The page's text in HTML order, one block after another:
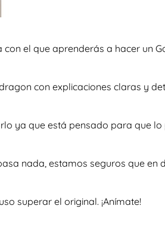
el que aprenderás a hacer un
con explicaciones claras y
ya que está pensado para que
nada, estamos seguros que en
superar el original. ¡Anímate!